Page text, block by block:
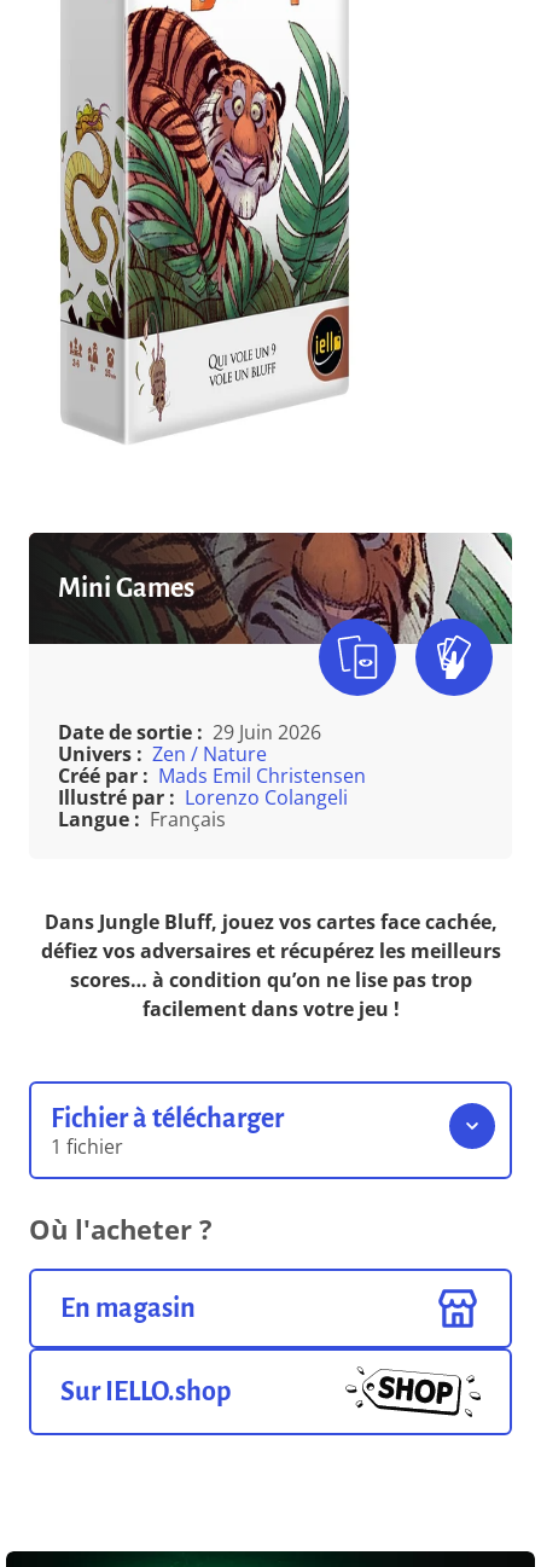
Mini Games
Date de sortie : 29 Juin 2026
Univers : Zen / Nature
Créé par : Mads Emil Christensen
Illustré par : Lorenzo Colangeli
Langue : Français
Dans Jungle Bluff, jouez vos cartes face cachée,
défiez vos adversaires et récupérez les meilleurs
scores… à condition qu’on ne lise pas trop
facilement dans votre jeu !
Fichier à télécharger
1 fichier
Livret de Règles
798.38 Ko Format pdf
Où l'acheter ?
En magasin
Sur IELLO.shop